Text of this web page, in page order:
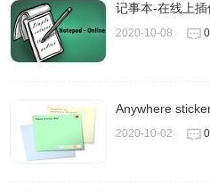
记事本-在线上插
2020-10-08
Anywhere
2020-10-02